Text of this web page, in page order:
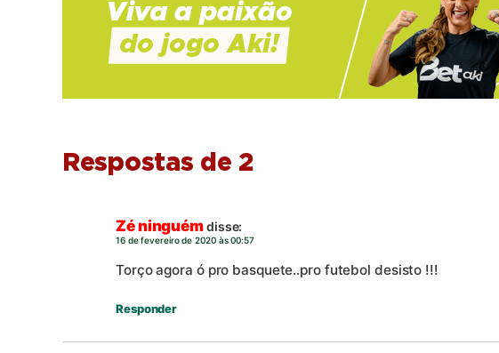
Respostas de 2
Zé ninguémdisse:
16 de fevereiro de 2020 às 00:57
Torço agora ó pro basquete..pro futebol desisto !!!
Responder